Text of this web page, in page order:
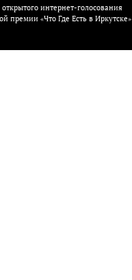
интернет-голосования
премии «Что Где Есть в Иркутске»